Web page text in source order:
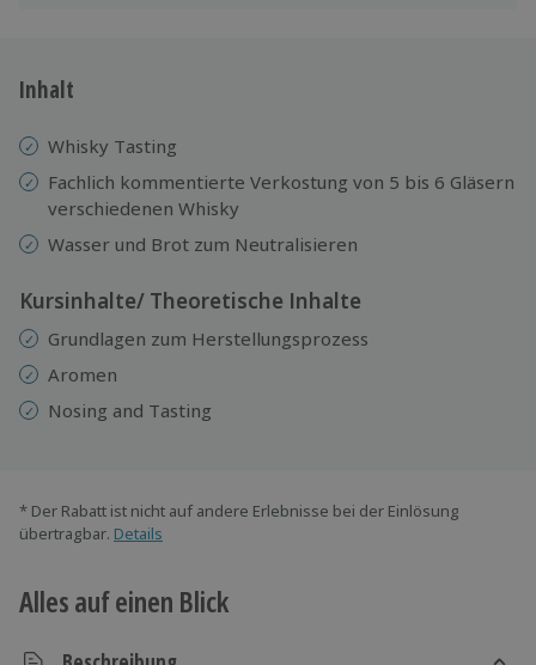
Inhalt
Whisky Tasting
Fachlich kommentierte Verkostung von 5 bis 6 Gläsern
verschiedenen Whisky
Wasser und Brot zum Neutralisieren
Kursinhalte/ Theoretische Inhalte
Grundlagen zum Herstellungsprozess
Aromen
Nosing and Tasting
* Der Rabatt ist nicht auf andere Erlebnisse bei der Einlösung
übertragbar. Details
Alles auf einen Blick